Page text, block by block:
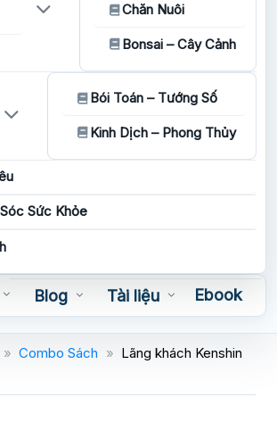
Chăn Nuôi
Bonsai – Cây Cảnh
Bói Toán – Tướng Số
Kinh Dịch – Phong Thủy
Sức Khỏe
Blog Tài liệu
Ebook
» Combo Sách » Lãng khách Kenshin